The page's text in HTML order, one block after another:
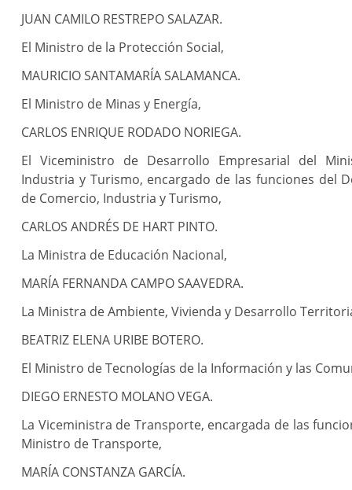
JUAN CAMILO RESTREPO SALAZAR.
El Ministro de la Protección Social,
MAURICIO SANTAMARÍA SALAMANCA.
El Ministro de Minas y Energía,
CARLOS ENRIQUE RODADO NORIEGA.
El Viceministro de Desarrollo Empresarial del
Industria y Turismo, encargado de las funciones del
de Comercio, Industria y Turismo,
CARLOS ANDRÉS DE HART PINTO.
La Ministra de Educación Nacional,
MARÍA FERNANDA CAMPO SAAVEDRA.
La Ministra de Ambiente, Vivienda y Desarrollo
BEATRIZ ELENA URIBE BOTERO.
El Ministro de Tecnologías de la Información y las
DIEGO ERNESTO MOLANO VEGA.
La Viceministra de Transporte, encargada de las
Ministro de Transporte,
MARÍA CONSTANZA GARCÍA.